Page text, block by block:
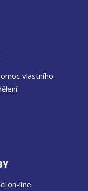
vlastního
on-line.